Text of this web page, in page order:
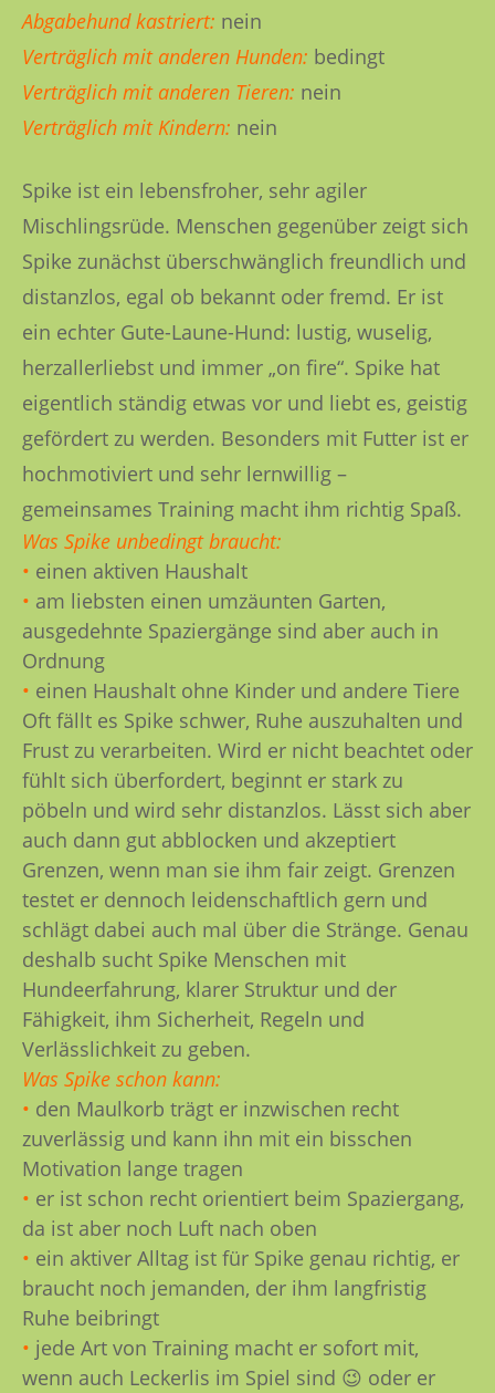
Abgabehund kastriert: nein
Verträglich mit anderen Hunden: bedingt
Verträglich mit anderen Tieren: nein
Verträglich mit Kindern: nein
Spike ist ein lebensfroher, sehr agiler
Mischlingsrüde. Menschen gegenüber zeigt sich
Spike zunächst überschwänglich freundlich und
distanzlos, egal ob bekannt oder fremd. Er ist
ein echter Gute-Laune-Hund: lustig, wuselig,
herzallerliebst und immer „on fire“. Spike hat
eigentlich ständig etwas vor und liebt es, geistig
gefördert zu werden. Besonders mit Futter ist er
hochmotiviert und sehr lernwillig –
gemeinsames Training macht ihm richtig Spaß.
Was Spike unbedingt braucht:
• einen aktiven Haushalt
• am liebsten einen umzäunten Garten,
ausgedehnte Spaziergänge sind aber auch in
Ordnung
• einen Haushalt ohne Kinder und andere Tiere
Oft fällt es Spike schwer, Ruhe auszuhalten und
Frust zu verarbeiten. Wird er nicht beachtet oder
fühlt sich überfordert, beginnt er stark zu
pöbeln und wird sehr distanzlos. Lässt sich aber
auch dann gut abblocken und akzeptiert
Grenzen, wenn man sie ihm fair zeigt. Grenzen
testet er dennoch leidenschaftlich gern und
schlägt dabei auch mal über die Stränge. Genau
deshalb sucht Spike Menschen mit
Hundeerfahrung, klarer Struktur und der
Fähigkeit, ihm Sicherheit, Regeln und
Verlässlichkeit zu geben.
Was Spike schon kann:
• den Maulkorb trägt er inzwischen recht
zuverlässig und kann ihn mit ein bisschen
Motivation lange tragen
• er ist schon recht orientiert beim Spaziergang,
da ist aber noch Luft nach oben
• ein aktiver Alltag ist für Spike genau richtig, er
braucht noch jemanden, der ihm langfristig
Ruhe beibringt
• jede Art von Training macht er sofort mit,
wenn auch Leckerlis im Spiel sind 😉 oder er